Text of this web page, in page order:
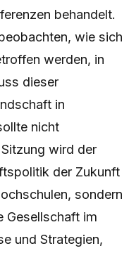
behandelt.
wie sich
werden, in
dieser
in
nicht
wird der
der Zukunft
sondern
Gesellschaft im
und Strategien,